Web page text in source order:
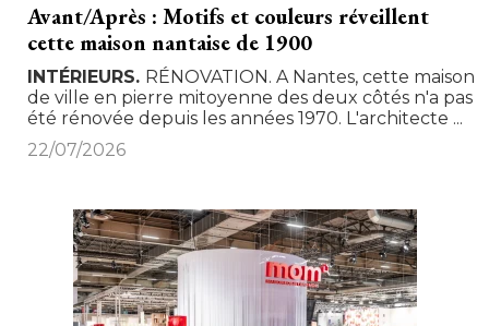
Avant/Après : Motifs et couleurs réveillent
cette maison nantaise de 1900
INTÉRIEURS RÉNOVATION. A Nantes, cette maison
de ville en pierre mitoyenne des deux côtés n'a pas
été rénovée depuis les années 1970. L'architecte ...
22/07/2026